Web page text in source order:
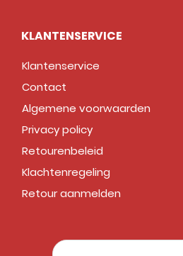
KLANTENSERVICE
Klantenservice
Contact
Algemene voorwaarden
Privacy policy
Retourenbeleid
Klachtenregeling
Retour aanmelden